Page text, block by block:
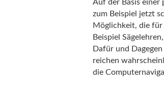
Auf der Basis einer
zum Beispiel jetzt
Möglichkeit, die für
Beispiel
Dafür und
reichen
die